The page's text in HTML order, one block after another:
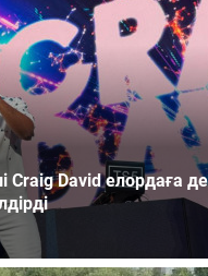
Craig David елордаға